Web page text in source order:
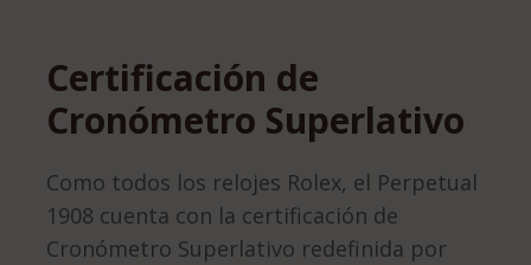
Certificación de
Cronómetro Superlativo
Como todos los relojes Rolex, el Perpetual
1908 cuenta con la certificación de
Cronómetro Superlativo redefinida por